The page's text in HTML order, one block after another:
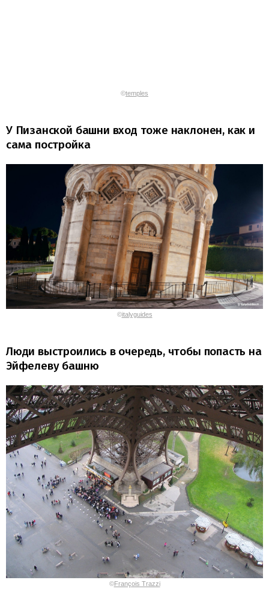
©temples
У Пизанской башни вход тоже наклонен, как и
сама постройка
©italyguides
Люди выстроились в очередь, чтобы попасть на
Эйфелеву башню
©François Trazzi